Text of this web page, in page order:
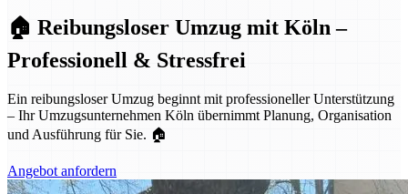
🏠 Reibungsloser Umzug mit Köln –
Professionell & Stressfrei
Ein reibungsloser Umzug beginnt mit professioneller Unterstützung
– Ihr Umzugsunternehmen Köln übernimmt Planung, Organisation
und Ausführung für Sie. 🏠
Angebot anfordern